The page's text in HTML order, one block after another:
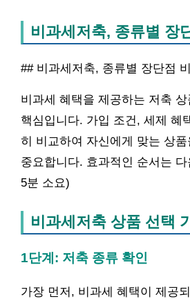
비과세저축, 종류별 장
## 비과세저축, 종류별 장단점
비과세 혜택을 제공하는 저축
핵심입니다. 가입 조건, 세제 혜
히 비교하여 자신에게 맞는 상
중요합니다. 효과적인 순서는
5분 소요)
비과세저축 상품 선택
1단계: 저축 종류 확인
가장 먼저, 비과세 혜택이 제공